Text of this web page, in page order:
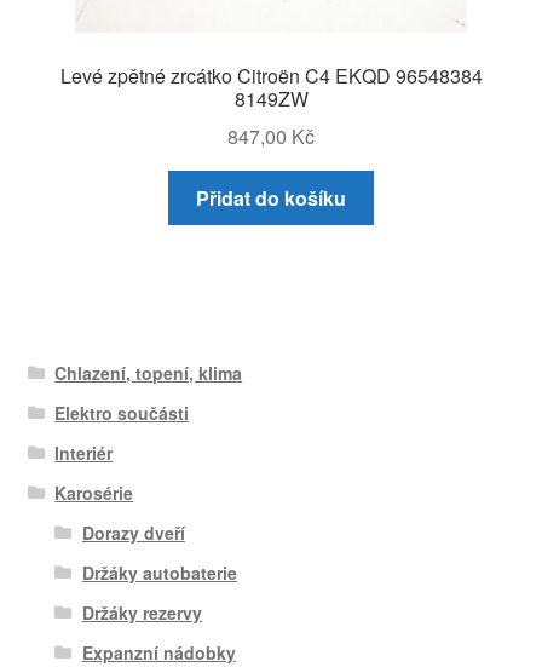
Levé zpětné zrcátko Citroën C4 EKQD 96548384
8149ZW
847,00 Kč
Přidat do košíku
Chlazení, topení, klima
Elektro součásti
Interiér
Karosérie
Dorazy dveří
Držáky autobaterie
Držáky rezervy
Expanzní nádobky